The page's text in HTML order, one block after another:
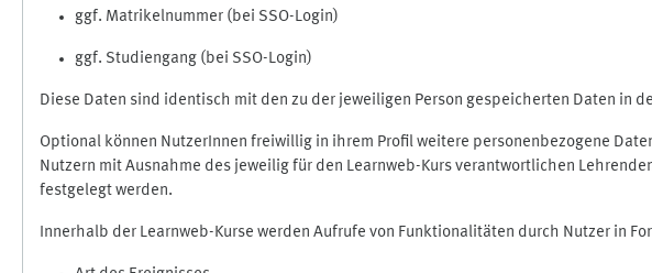
ggf. Matrikelnummer (bei SSO-Login)
ggf. Studiengang (bei SSO-Login)
Diese Daten sind identisch mit den zu der jeweiligen Person gespeicherten Daten in
Optional können NutzerInnen freiwillig in ihrem Profil weitere personenbezogene
Nutzern mit Ausnahme des jeweilig für den Learnweb-Kurs verantwortlichen
festgelegt werden.
Innerhalb der Learnweb-Kurse werden Aufrufe von Funktionalitäten durch Nutzer in